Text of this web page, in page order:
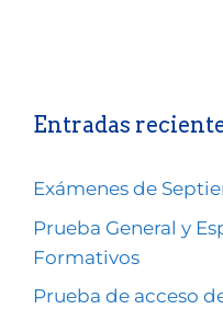
Entradas
Exámenes de
Prueba General y
Formativos
Prueba de acceso